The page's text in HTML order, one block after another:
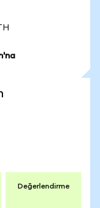
Değerlendirme